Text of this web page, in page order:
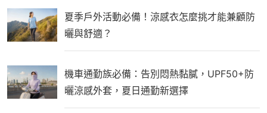
夏季戶外活動必備！涼感衣怎麼挑才能兼顧防
曬與舒適？
機車通勤族必備：告別悶熱黏膩，UPF50+防
曬涼感外套，夏日通勤新選擇